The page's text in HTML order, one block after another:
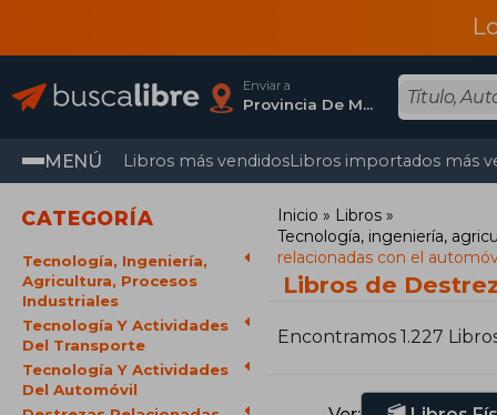
Enviar a
Provincia De Madrid
MENÚ Libros más vendidosLibros importados más
CATEGORÍA
Tecnología, Ingeniería,
Agricultura, Procesos
Industriales
Tecnología Y Actividades
Del Transporte
Tecnología Y Actividades
Del Automóvil
Inicio
Libros
Tecnología, ingeniería,
relacionadas con el
Libros de
Encontramos 1.227